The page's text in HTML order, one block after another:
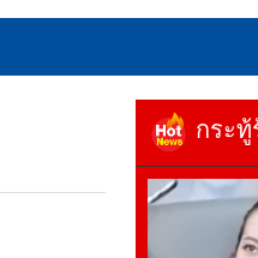
กระ